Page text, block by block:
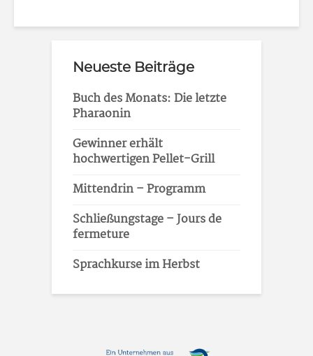
Neueste Beiträge
Buch des Monats: Die letzte
Pharaonin
Gewinner erhält
hochwertigen Pellet-Grill
Mittendrin – Programm
Schließungstage – Jours de
fermeture
Sprachkurse im Herbst